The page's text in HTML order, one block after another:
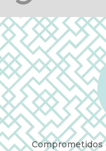
Comprometidos